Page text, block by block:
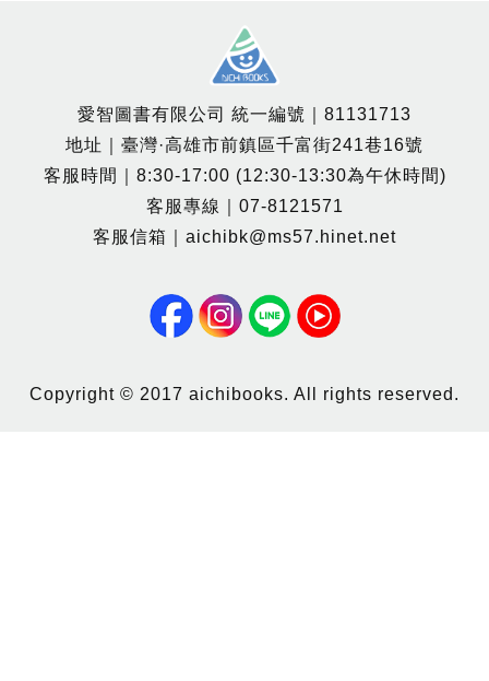
愛智圖書有限公司 統一編號｜81131713
地址｜臺灣·高雄市前鎮區千富街241巷16號
客服時間｜8:30-17:00 (12:30-13:30為午休時間)
客服專線｜07-8121571
客服信箱｜aichibk@ms57.hinet.net
Copyright © 2017 aichibooks. All rights reserved.